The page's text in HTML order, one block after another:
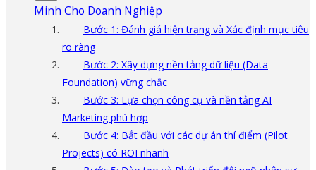
Minh Cho Doanh Nghiệp
Bước 1: Đánh giá hiện trạng và Xác định mục tiêu
rõ ràng
Bước 2: Xây dựng nền tảng dữ liệu (Data
Foundation) vững chắc
Bước 3: Lựa chọn công cụ và nền tảng AI
Marketing phù hợp
Bước 4: Bắt đầu với các dự án thí điểm (Pilot
Projects) có ROI nhanh